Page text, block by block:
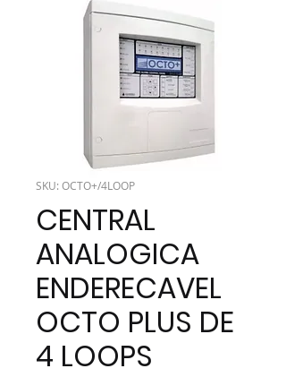
SKU: OCTO+/4LOOP
CENTRAL
ANALOGICA
ENDERECAVEL
OCTO PLUS DE
4 LOOPS